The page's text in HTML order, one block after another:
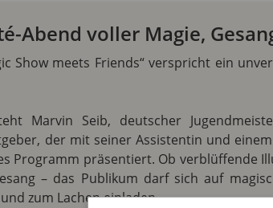
Abend voller Magie,
Show meets Friends“ verspricht ein
Marvin Seib, deutscher
der mit seiner Assistentin und
Programm präsentiert. Ob verblüffende
– das Publikum darf sich auf
zum Lachen einladen.